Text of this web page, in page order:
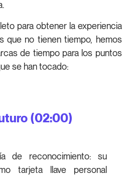
para obtener la experiencia
que no tienen tiempo, hemos
de tiempo para los puntos
se han tocado:
(02:00)
de reconocimiento: su
tarjeta llave personal